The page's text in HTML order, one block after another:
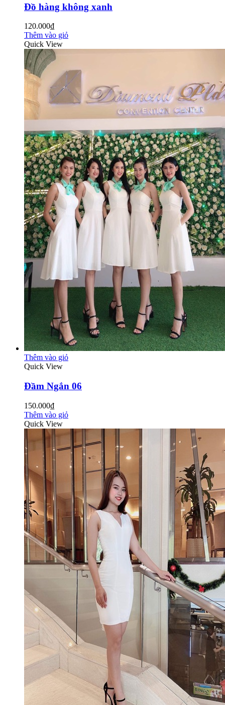
Đồ hàng không xanh
120.000₫
Thêm vào giỏ
Quick View
Thêm vào giỏ
Quick View
Đầm Ngắn 06
150.000₫
Thêm vào giỏ
Quick View